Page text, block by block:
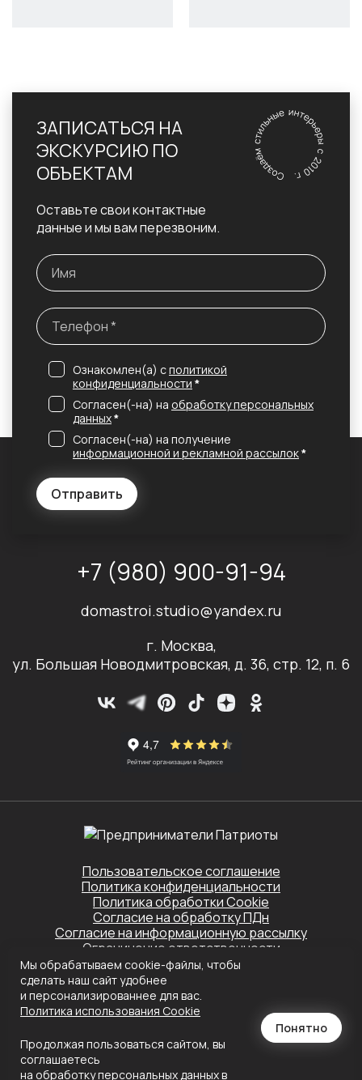
ЗАПИСАТЬСЯ НА
ЭКСКУРСИЮ ПО
ОБЪЕКТАМ
Оставьте свои контактные
данные и мы вам перезвоним.
Отправить
Ознакомлен(а) сполитикой
конфиденциальности *
Согласен(-на) на обработку персональных
данных*
Согласен(-на) на получение
информационной и рекламной рассылок*
+7 (980) 900-91-94
domastroi.studio@yandex.ru
г. Москва,
ул. Большая Новодмитровская, д. 36, стр. 12, п. 6
Пользовательское соглашение
Политика конфиденциальности
Политика обработки Cookie
Согласие на обработку ПДн
Согласие на информационную рассылку
Ограничение ответственности
Этот сайт защищён Yandex SmartCaptcha.
ПрименяютсяПолитика конфиденциальности
Создание сайта
Мы обрабатываем cookie-файлы, чтобы
сделать наш сайт удобнее
и персонализированнее для вас.
Политика использования Сookie
Продолжая пользоваться сайтом, вы
соглашаетесь
на обработку персональных данныхв
Понятно